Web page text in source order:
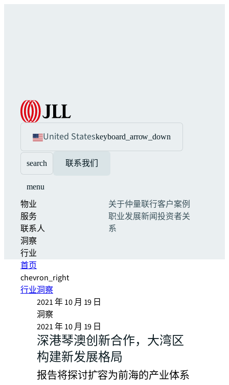
United Stateskeyboard_arrow_down
search 联系我们
menu
物业
服务
联系人
洞察
行业
关于仲量联行客户案例
职业发展新闻投资者关
系
首页
chevron_right
行业洞察
2021 年 10 月 19 日
洞察
2021 年 10 月 19 日
深港琴澳创新合作，大湾区
构建新发展格局
报告将探讨扩容为前海的产业体系